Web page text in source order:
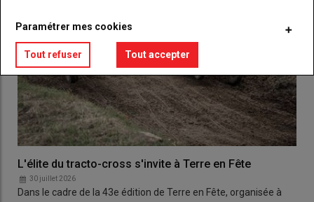
L'élite du tracto-cross s'invite à Terre en Fête
30 juillet 2026
Dans le cadre de la 43e édition de Terre en Fête, organisée à
Paramétrer mes cookies
Tout refuser Tout accepter